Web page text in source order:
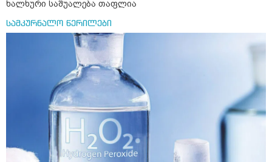
ხალხური საშუალება თაფლია
სამკურნალო წერილები